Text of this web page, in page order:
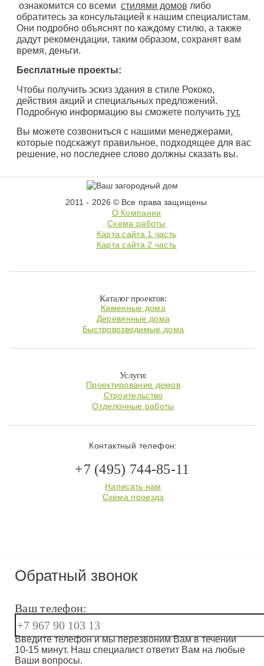
ознакомится со всеми стилями домов либо
обратитесь за консультацией к нашим специалистам.
Они подробно объяснят по каждому стилю, а также
дадут рекомендации, таким образом, сохранят вам
время, деньги.
Бесплатные проекты:
Чтобы получить эскиз здания в стиле Рококо,
действия акций и специальных предложений.
Подробную информацию вы сможете получить тут.
Вы можете созвониться с нашими менеджерами,
которые подскажут правильное, подходящее для вас
решение, но последнее слово должны сказать вы.
2011 - 2026 © Все права защищены
О Компании
Схема работы
Карта сайта 1 часть
Карта сайта 2 часть
Каталог проектов:
Каменные дома
Деревянные дома
Быстровозводимые дома
Услуги:
Проектирование домов
Строительство
Отделочные работы
Контактный телефон:
+7 (495) 744-85-11
Написать нам
Схема проезда
Обратный звонок
Ваш телефон:
Введите телефон и мы перезвоним Вам в течении
10-15 минут. Наш специалист ответит Вам на любые
Ваши вопросы.